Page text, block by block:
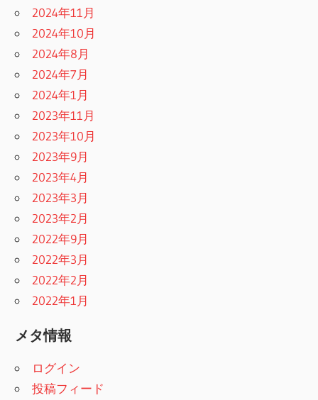
2024年11月
2024年10月
2024年8月
2024年7月
2024年1月
2023年11月
2023年10月
2023年9月
2023年4月
2023年3月
2023年2月
2022年9月
2022年3月
2022年2月
2022年1月
メタ情報
ログイン
投稿フィード